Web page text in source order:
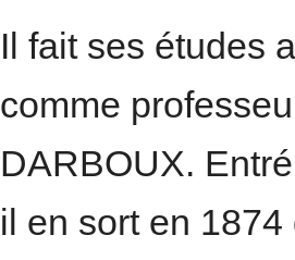
Il fait ses études
comme
DARBOUX.
il en sort en